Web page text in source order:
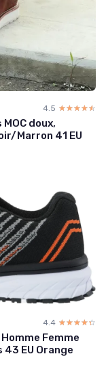
4.5 ☆☆☆☆☆
★★★★★
doux,
Marron 41 EU
4.4 ☆☆☆☆☆
★★★★★
Femme
EU Orange